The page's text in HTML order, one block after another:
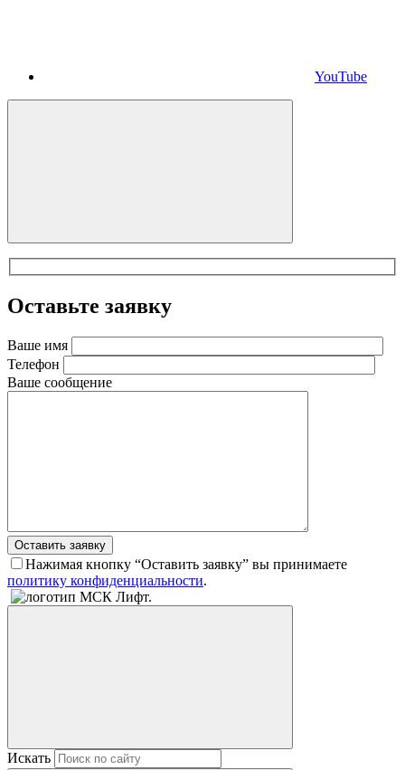
YouTube
Оставьте заявку
Ваше имя
Телефон
Ваше сообщение
Оставить заявку
Нажимая кнопку “Оставить заявку” вы принимаете
политику конфиденциальности.
Искать